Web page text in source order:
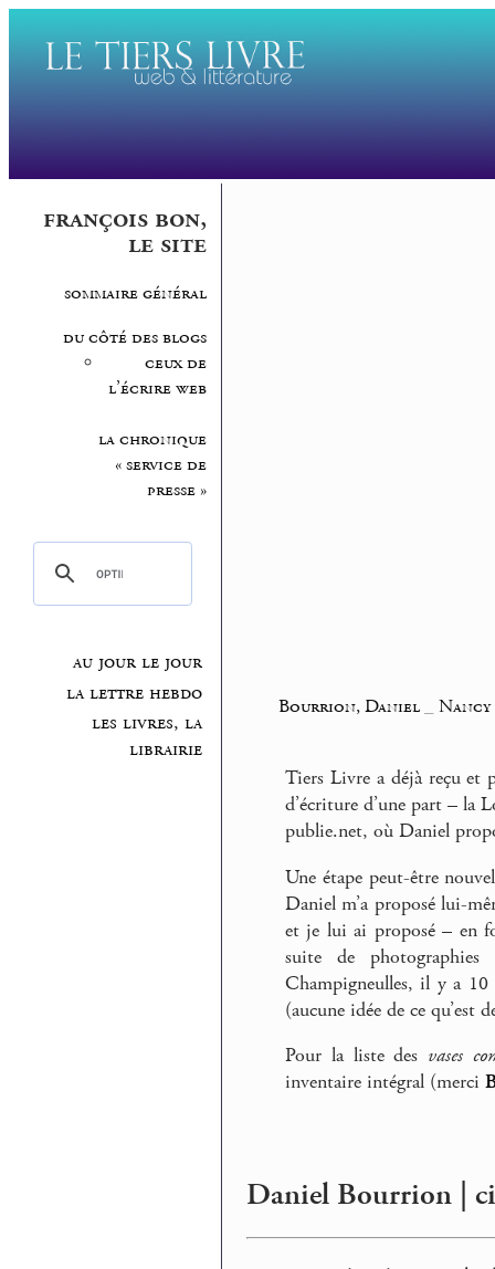
françois bon,
le site
sommaire général
du côté des blogs
ceux de
l’écrire web
la chronique
« service de
presse »
au jour le jour
la lettre hebdo
les livres, la
librairie
Bourrion, Daniel
Tiers Livre a déjà reçu et
d’écriture d’une part – la
publie.net, où Daniel
Une étape peut-être
Daniel m’a proposé lui-
et je lui ai proposé – en
suite de
Champigneulles, il y a 10
(aucune idée de ce qu’est
Pour la liste des vases
inventaire intégral (merci
Daniel Bourrion |